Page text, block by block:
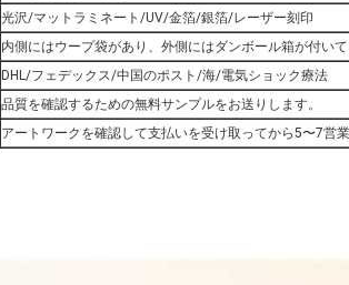
光沢/マットラミネート/UV/金箔/銀箔/レーザー刻印
内側にはウープ袋があり、外側にはダンボール箱が付いて
DHL/フェデックス/中国のポスト/海/電気ショック療法
品質を確認するための無料サンプルをお送りします。
アートワークを確認して支払いを受け取ってから5〜7営